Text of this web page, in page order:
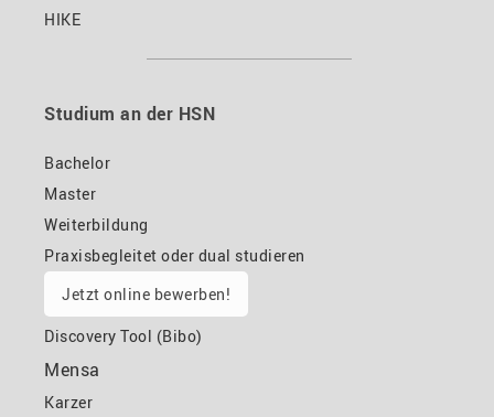
HIKE
Studium an der HSN
Bachelor
Master
Weiterbildung
Praxisbegleitet oder dual studieren
Jetzt online bewerben!
Discovery Tool (Bibo)
Mensa
Karzer